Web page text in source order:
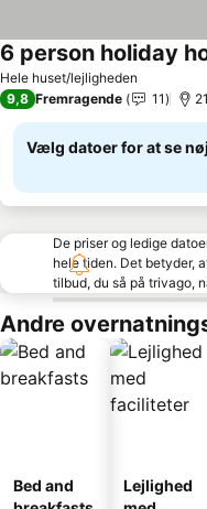
Hele huset/lejligheden
6 person holiday
9,8 Fremragende 11
Vælg datoer for at se
De priser og ledige
hele tiden. Det betyder,
tilbud, du så på trivago,
Andre
Bed and
Lejlighed